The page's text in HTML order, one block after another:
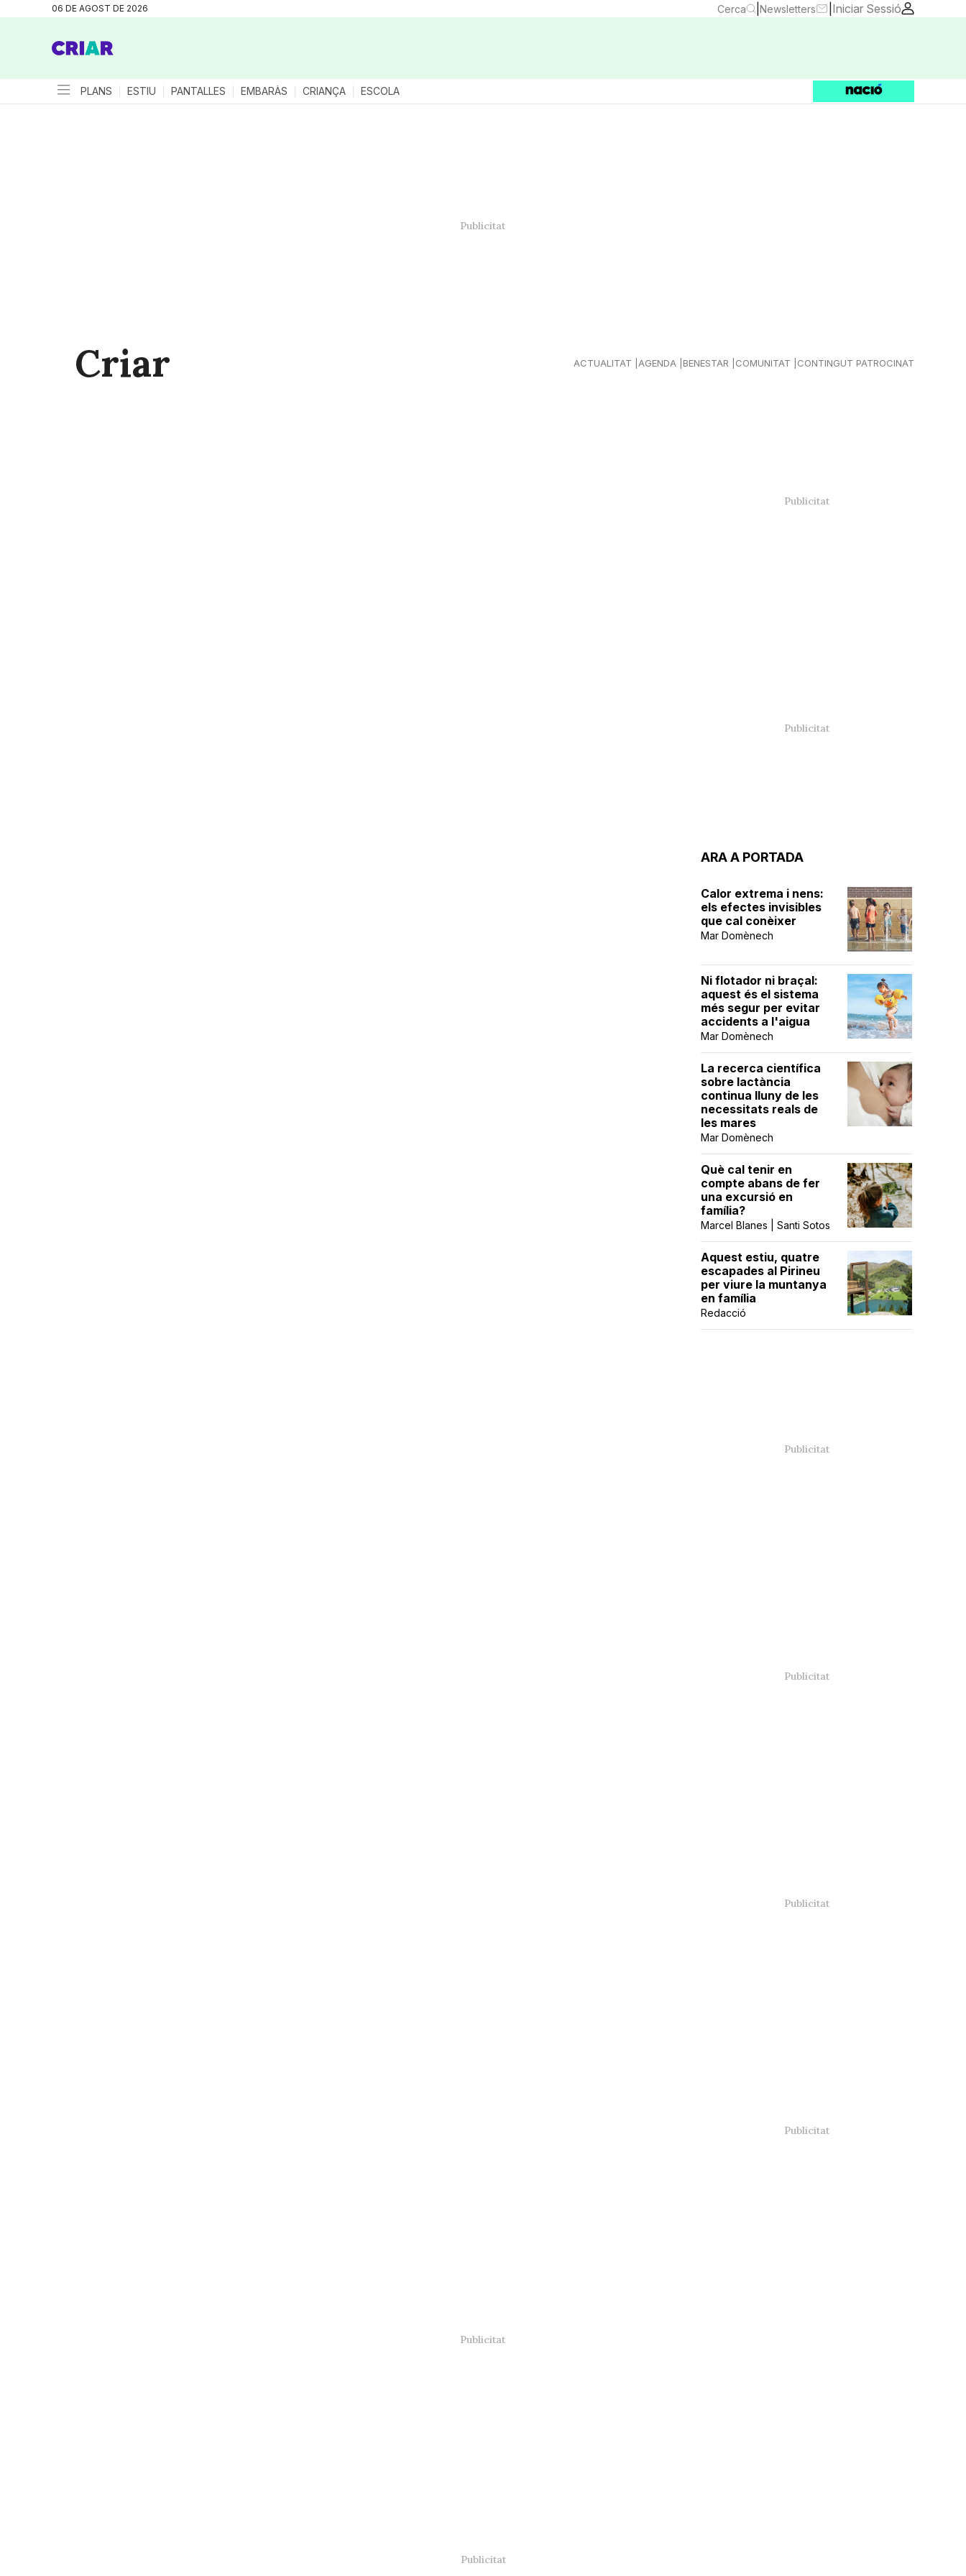
06 DE AGOST DE 2026 Cerca Newsletters Iniciar Sessió
PLANS ESTIU PANTALLES EMBARÀS CRIANÇA ESCOLA
Criar ACTUALITAT AGENDA BENESTAR COMUNITAT CONTINGUT PATROCINAT
ARA A PORTADA
Calor extrema i nens:
els efectes invisibles
que cal conèixer
Mar Domènech
Ni flotador ni braçal:
aquest és el sistema
més segur per evitar
accidents a l'aigua
Mar Domènech
La recerca científica
sobre lactància
continua lluny de les
necessitats reals de
les mares
Mar Domènech
Què cal tenir en
compte abans de fer
una excursió en
família?
Marcel Blanes | Santi Sotos
Aquest estiu, quatre
escapades al Pirineu
per viure la muntanya
en família
Redacció